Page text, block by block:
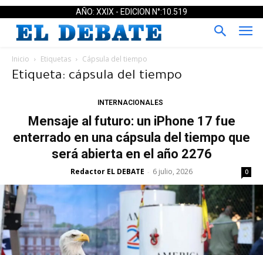
AÑO: XXIX - EDICION N°:10.519
Inicio Etiquetas Cápsula del tiempo
Etiqueta: cápsula del tiempo
INTERNACIONALES
Mensaje al futuro: un iPhone 17 fue
enterrado en una cápsula del tiempo que
será abierta en el año 2276
Redactor EL DEBATE - 6 julio, 2026 0